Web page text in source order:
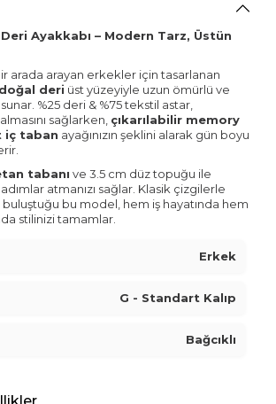
Ayakkabı – Modern Tarz, Üstün
arada arayan erkekler için tasarlanan
deri üst yüzeyiyle uzun ömürlü ve
%25 deri & %75 tekstil astar,
sağlarken, çıkarılabilir memory
iç taban ayağınızın şeklini alarak gün boyu
tabanı ve 3.5 cm düz topuğu ile
atmanızı sağlar. Klasik çizgilerle
bu model, hem iş hayatında hem
stilinizi tamamlar.
Erkek
G - Standart Kalıp
Bağcıklı